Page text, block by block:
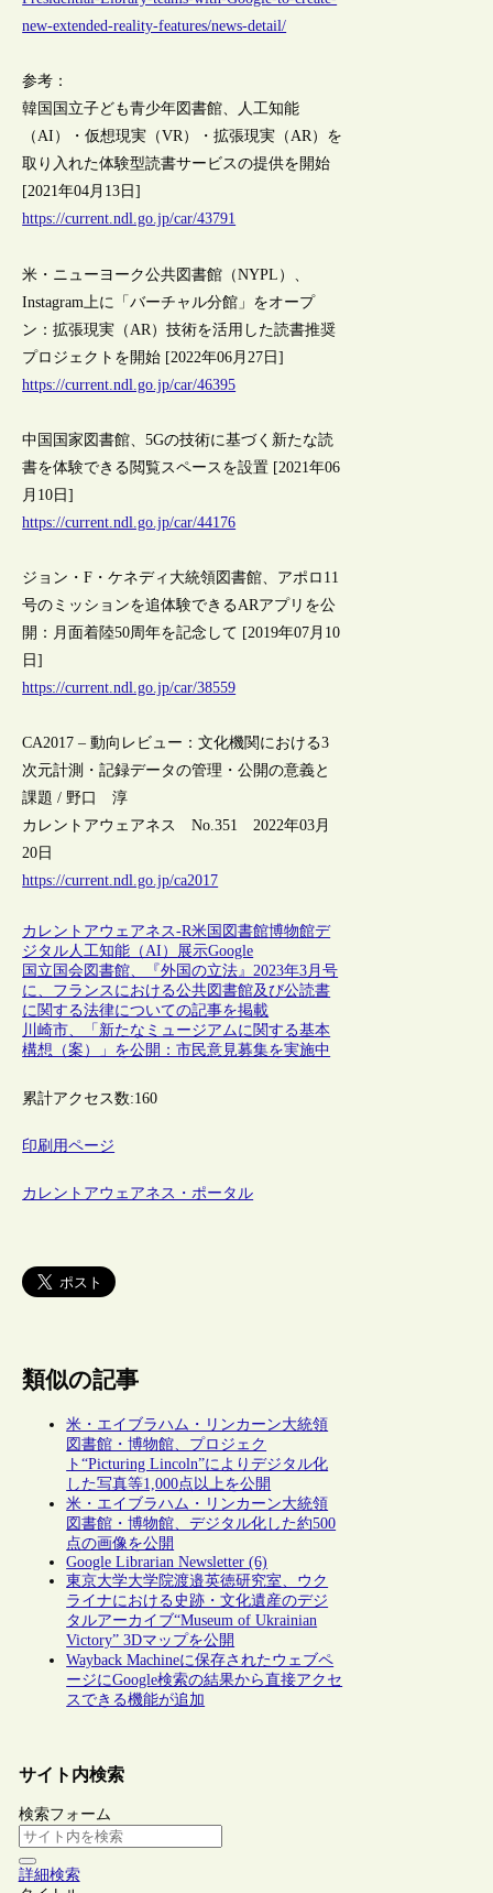
new-extended-reality-features/news-detail/
参考：
韓国国立子ども青少年図書館、人工知能
（AI）・仮想現実（VR）・拡張現実（AR）を
取り入れた体験型読書サービスの提供を開始
[2021年04月13日]
https://current.ndl.go.jp/car/43791
米・ニューヨーク公共図書館（NYPL）、
Instagram上に「バーチャル分館」をオープ
ン：拡張現実（AR）技術を活用した読書推奨
プロジェクトを開始 [2022年06月27日]
https://current.ndl.go.jp/car/46395
中国国家図書館、5Gの技術に基づく新たな読
書を体験できる閲覧スペースを設置 [2021年06
月10日]
https://current.ndl.go.jp/car/44176
ジョン・F・ケネディ大統領図書館、アポロ11
号のミッションを追体験できるARアプリを公
開：月面着陸50周年を記念して [2019年07月10
日]
https://current.ndl.go.jp/car/38559
CA2017 – 動向レビュー：文化機関における3
次元計測・記録データの管理・公開の意義と
課題 / 野口 淳
カレントアウェアネス No.351 2022年03月
20日
https://current.ndl.go.jp/ca2017
カレントアウェアネス-R米国 図書館博物館デ
ジタル人工知能（AI） 展示Google
国立国会図書館、『外国の立法』2023年3月号
に、フランスにおける公共図書館及び公読書
に関する法律についての記事を掲載
川崎市、「新たなミュージアムに関する基本
構想（案）」を公開：市民意見募集を実施中
累計アクセス数:160
印刷用ページ
カレントアウェアネス・ポータル
類似の記事
米・エイブラハム・リンカーン大統領
図書館・博物館、プロジェク
ト“Picturing Lincoln”によりデジタル化
した写真等1,000点以上を公開
米・エイブラハム・リンカーン大統領
図書館・博物館、デジタル化した約500
点の画像を公開
Google Librarian Newsletter (6)
東京大学大学院渡邉英徳研究室、ウク
ライナにおける史跡・文化遺産のデジ
タルアーカイブ“Museum of Ukrainian
Victory” 3Dマップを公開
Wayback Machineに保存されたウェブペ
ージにGoogle検索の結果から直接アクセ
スできる機能が追加
サイト内検索
検索フォーム
詳細検索